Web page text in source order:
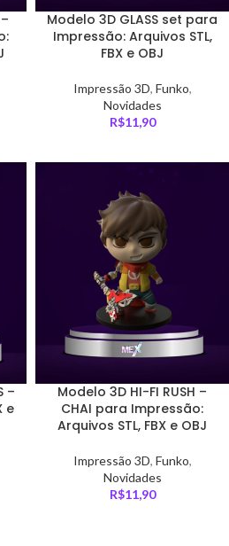
Modelo 3D GLASS set para
Impressão: Arquivos STL,
FBX e OBJ
Impressão 3D, Funko,
Novidades
R$11,90
–
e
Modelo 3D HI-FI RUSH –
CHAI para Impressão:
Arquivos STL, FBX e OBJ
Impressão 3D, Funko,
Novidades
R$11,90